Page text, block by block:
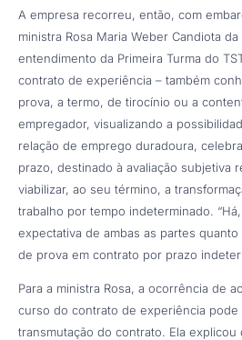
A empresa recorreu, então, com
ministra Rosa Maria Weber Candiota
entendimento da Primeira Turma do
contrato de experiência – também
prova, a termo, de tirocínio ou a
empregador, visualizando a
relação de emprego duradoura,
prazo, destinado à avaliação subjetiva
viabilizar, ao seu término, a
trabalho por tempo indeterminado.
expectativa de ambas as partes
de prova em contrato por prazo
Para a ministra Rosa, a ocorrência de
curso do contrato de experiência pode
transmutação do contrato. Ela